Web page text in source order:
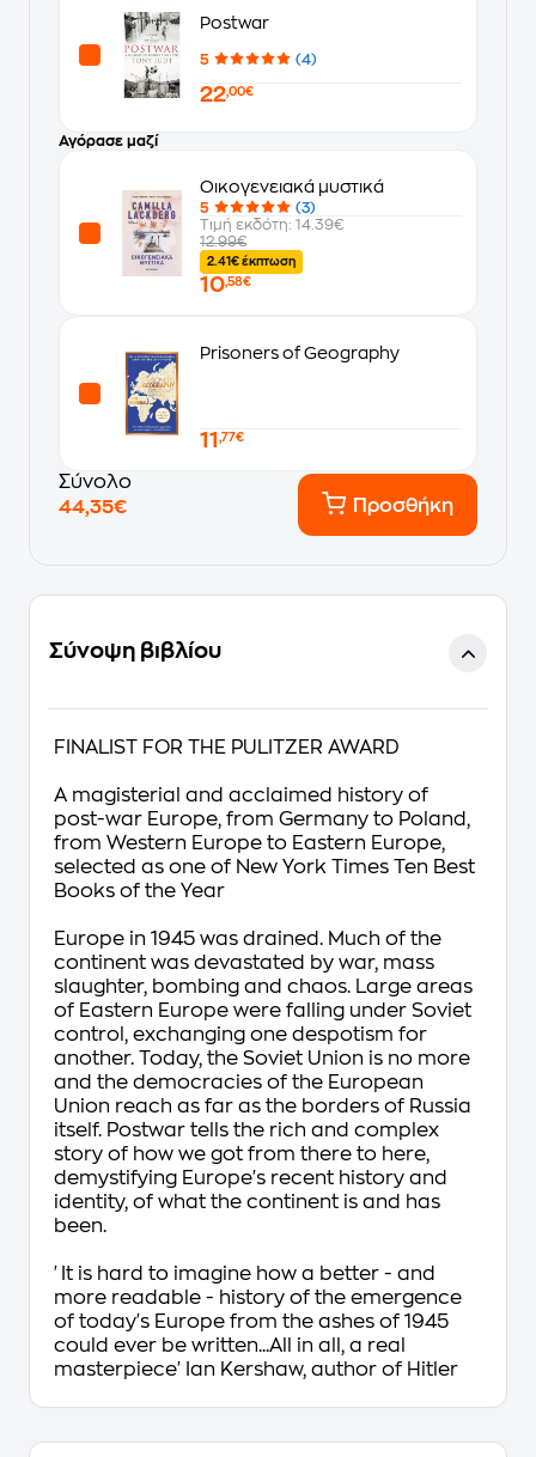
Postwar
5 (4)
22,00€
Αγόρασε μαζί
Οικογενειακά μυστικά
5
(3)
Τιμή εκδότη: 14.39€
12.99€
2.41€ έκπτωση
10,58€
Prisoners of Geography
11 ,77€
Σύνολο
44,35€
Προσθήκη
Σύνοψη βιβλίου
FINALIST FOR THE PULITZER AWARD
A magisterial and acclaimed history of
post-war Europe, from Germany to Poland,
from Western Europe to Eastern Europe,
selected as one of New York Times Ten Best
Books of the Year
Europe in 1945 was drained. Much of the
continent was devastated by war, mass
slaughter, bombing and chaos. Large areas
of Eastern Europe were falling under Soviet
control, exchanging one despotism for
another. Today, the Soviet Union is no more
and the democracies of the European
Union reach as far as the borders of Russia
itself. Postwar tells the rich and complex
story of how we got from there to here,
demystifying Europe's recent history and
identity, of what the continent is and has
been.
'It is hard to imagine how a better - and
more readable - history of the emergence
of today's Europe from the ashes of 1945
could ever be written...All in all, a real
masterpiece' Ian Kershaw, author of Hitler